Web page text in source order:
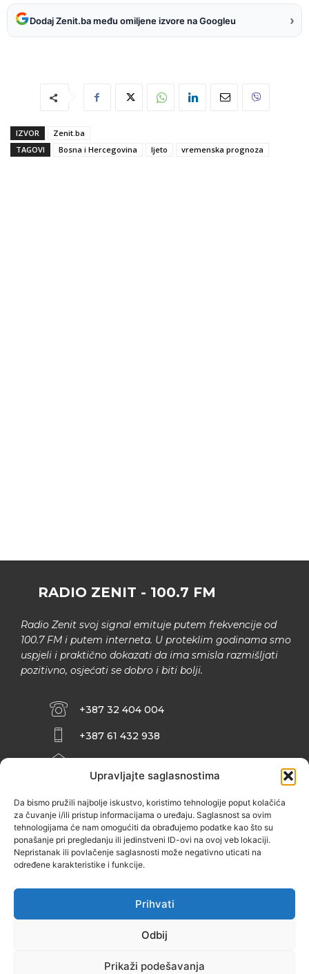
Upravljajte saglasnostima
Da bismo pružili najbolje iskustvo, koristimo tehnologije poput kolačića
za čuvanje i/ili pristup informacijama o uređaju. Saglasnost sa ovim
tehnologijama će nam omogućiti da obrađujemo podatke kao što su
ponašanje pri pregledanju ili jedinstveni ID-ovi na ovoj veb lokaciji.
Nepristanak ili povlačenje saglasnosti može negativno uticati na
određene karakteristike i funkcije.
Prihvati
Odbij
Prikaži podešavanja
Dodaj Zenit.ba među omiljene izvore na Googleu ›
IZVOR
Zenit.ba
TAGOVI
Bosna i Hercegovina ljeto vremenska prognoza
RADIO ZENIT - 100.7 FM
Radio Zenit svoj signal emituje putem frekvencije od
100.7 FM i putem interneta. U proteklim godinama smo
uspjeli i praktično dokazati da ima smisla razmišljati
pozitivno, osjećati se dobro i biti bolji.
+387 32 404 004
+387 61 432 938
ZENIČANKA, 3. SPRAT), 72000 ZENICA